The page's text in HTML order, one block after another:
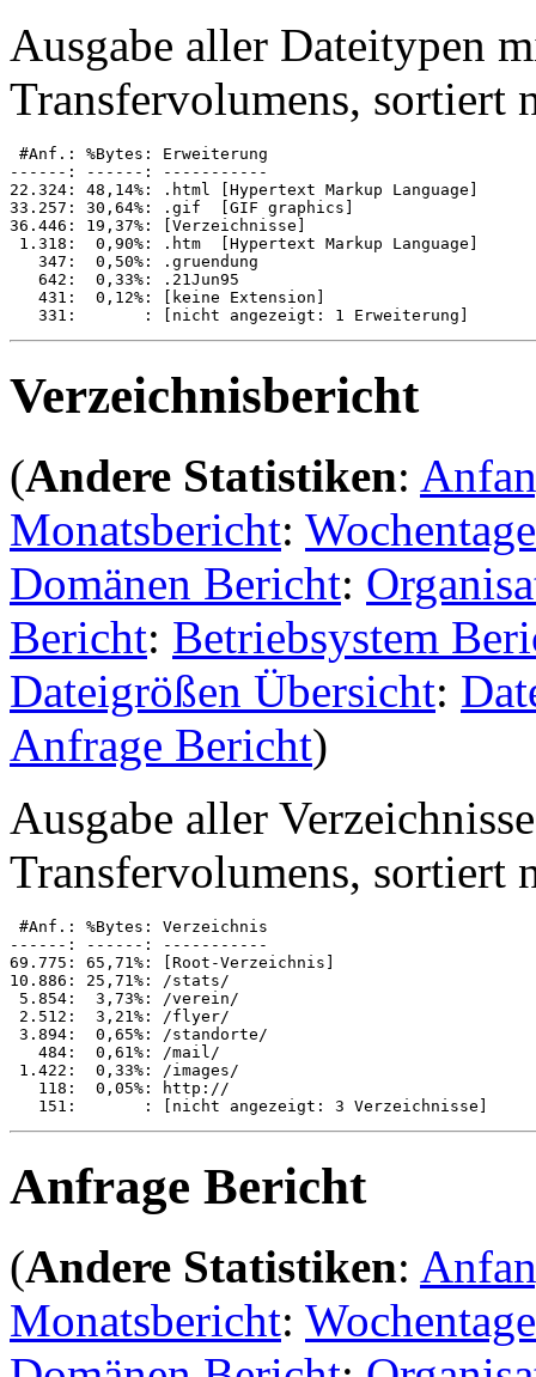
Ausgabe aller Dateitypen
Transfervolumens, sortiert
#Anf.: %Bytes: Erweiterung
------: ------: -----------
22.324: 48,14%: .html [Hypertext Markup Language]
33.257: 30,64%: .gif  [GIF graphics]
36.446: 19,37%: [Verzeichnisse]
1.318:  0,90%: .htm  [Hypertext Markup Language]
   347:  0,50%: .gruendung
   642:  0,33%: .21Jun95
   431:  0,12%: [keine Extension]
Verzeichnisbericht
(Andere Statistiken:
Monatsbericht:
Domänen Bericht:
Bericht: Betriebsystem
Dateigrößen Übersicht:
Anfrage Bericht)
Ausgabe aller
Transfervolumens, sortiert
#Anf.: %Bytes: Verzeichnis
------: ------: -----------
69.775: 65,71%: [Root-Verzeichnis]
10.886: 25,71%: /stats/
5.854:  3,73%: /verein/
2.512:  3,21%: /flyer/
3.894:  0,65%: /standorte/
   484:  0,61%: /mail/
1.422:  0,33%: /images/
   118:  0,05%: http://
Anfrage Bericht
(Andere Statistiken:
Monatsbericht: